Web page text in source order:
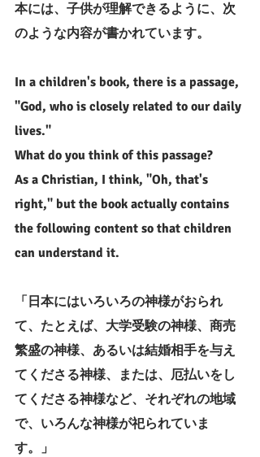
本には、子供が理解できるように、次
のような内容が書かれています。
In a children's book, there is a passage,
"God, who is closely related to our daily
lives."
What do you think of this passage?
As a Christian, I think, "Oh, that's
right," but the book actually contains
the following content so that children
can understand it.
「日本にはいろいろの神様がおられ
て、たとえば、大学受験の神様、商売
繁盛の神様、あるいは結婚相手を与え
てくださる神様、または、厄払いをし
てくださる神様など、それぞれの地域
で、いろんな神様が祀られていま
す。」